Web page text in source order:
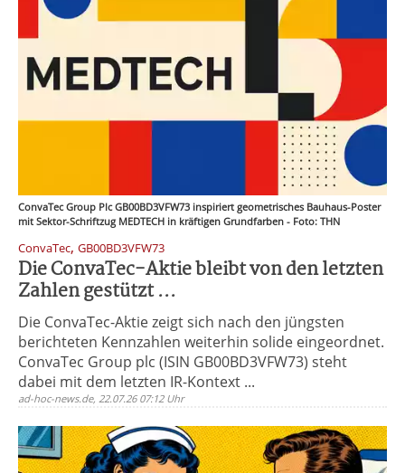
ConvaTec Group Plc GB00BD3VFW73 inspiriert geometrisches Bauhaus-Poster
mit Sektor-Schriftzug MEDTECH in kräftigen Grundfarben - Foto: THN
ConvaTec, GB00BD3VFW73
Die ConvaTec-Aktie bleibt von den letzten
Zahlen gestützt ...
Die ConvaTec-Aktie zeigt sich nach den jüngsten
berichteten Kennzahlen weiterhin solide eingeordnet.
ConvaTec Group plc (ISIN GB00BD3VFW73) steht
dabei mit dem letzten IR-Kontext ...
ad-hoc-news.de, 22.07.26 07:12 Uhr